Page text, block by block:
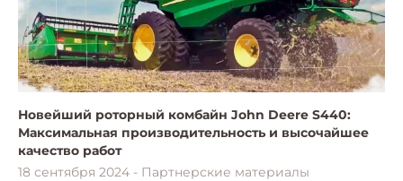
Новейший роторный комбайн John Deere S440:
Максимальная производительность и высочайшее
качество работ
18 сентября 2024 - Партнерские материалы